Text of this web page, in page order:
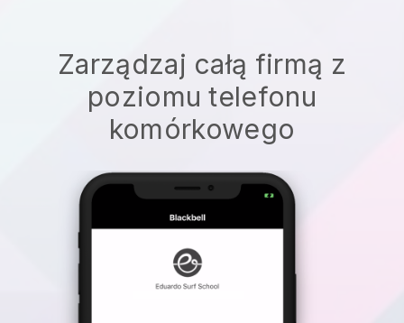
Zarządzaj całą firmą z
poziomu telefonu
komórkowego